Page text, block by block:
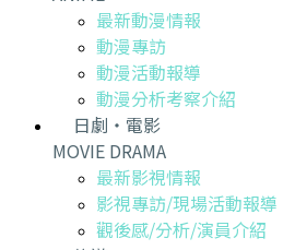
最新動漫情報
動漫專訪
動漫活動報導
動漫分析考察介紹
日劇・電影
MOVIE DRAMA
最新影視情報
影視專訪/現場活動報導
觀後感/分析/演員介紹